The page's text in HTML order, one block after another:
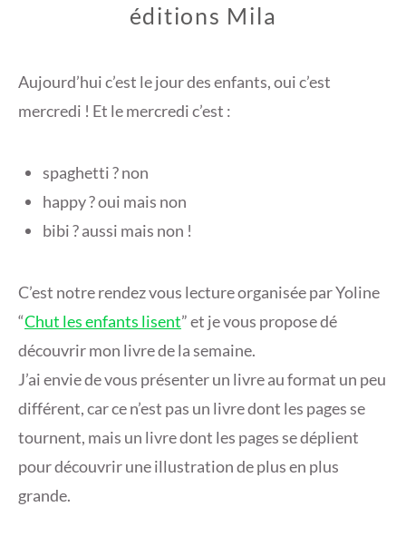
éditions Mila
4
S
1
Aujourd’hui c’est le jour des enfants, oui c’est
mercredi ! Et le mercredi c’est :
spaghetti ? non
happy ? oui mais non
bibi ? aussi mais non !
C’est notre rendez vous lecture organisée par Yoline
“Chut les enfants lisent” et je vous propose dé
découvrir mon livre de la semaine.
J’ai envie de vous présenter un livre au format un peu
différent, car ce n’est pas un livre dont les pages se
tournent, mais un livre dont les pages se déplient
pour découvrir une illustration de plus en plus
grande.